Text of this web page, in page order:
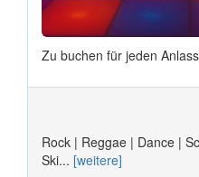
Zu buchen für jeden
Rock | Reggae | Dance |
Ski... [weitere]